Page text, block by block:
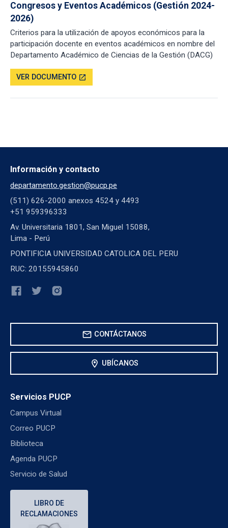
Congresos y Eventos Académicos (Gestión 2024-
2026)
Criterios para la utilización de apoyos económicos para la
participación docente en eventos académicos en nombre del
Departamento Académico de Ciencias de la Gestión (DACG)
VER DOCUMENTO open_in_new
Información y contacto
departamento.gestion@pucp.pe
(511) 626-2000 anexos 4524 y 4493
+51 959396333
Av. Universitaria 1801, San Miguel 15088,
Lima - Perú
PONTIFICIA UNIVERSIDAD CATOLICA DEL PERU
RUC: 20155945860
mail CONTÁCTANOS
location_on UBÍCANOS
Servicios PUCP
Campus Virtual
Correo PUCP
Biblioteca
Agenda PUCP
Servicio de Salud
LIBRO DE
RECLAMACIONES